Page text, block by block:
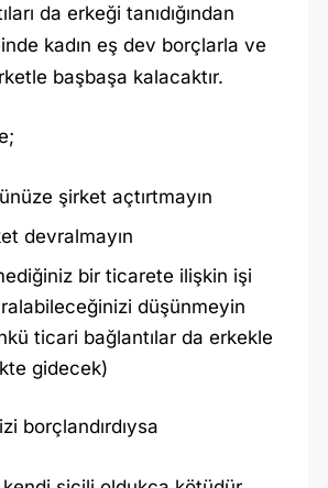
da erkeği tanıdığından
kadın eş dev borçlarla ve
başbaşa kalacaktır.
şirket açtırtmayın
devralmayın
bir ticarete ilişkin işi
düşünmeyin
ticari bağlantılar da erkekle
gidecek)
borçlandırdıysa